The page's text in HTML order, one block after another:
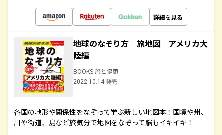
詳細を見る
地球のなぞり方 旅地図 アメリカ大
陸編
BOOKS 旅と健康
2022.10.14 発売
各国の地形や関係性をなぞって学ぶ新しい地図本！国境や州、
川や街道、島など旅気分で地図をなぞって脳もイキイキ！